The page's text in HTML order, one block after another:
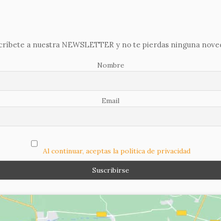
a nuestra NEWSLETTER y no te pierdas ninguna
Nombre
Email
Al continuar, aceptas la política de privacidad